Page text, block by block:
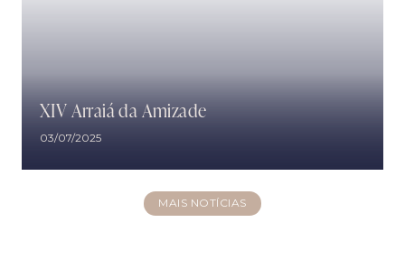
XIV Arraiá da Amizade
03/07/2025
MAIS NOTÍCIAS